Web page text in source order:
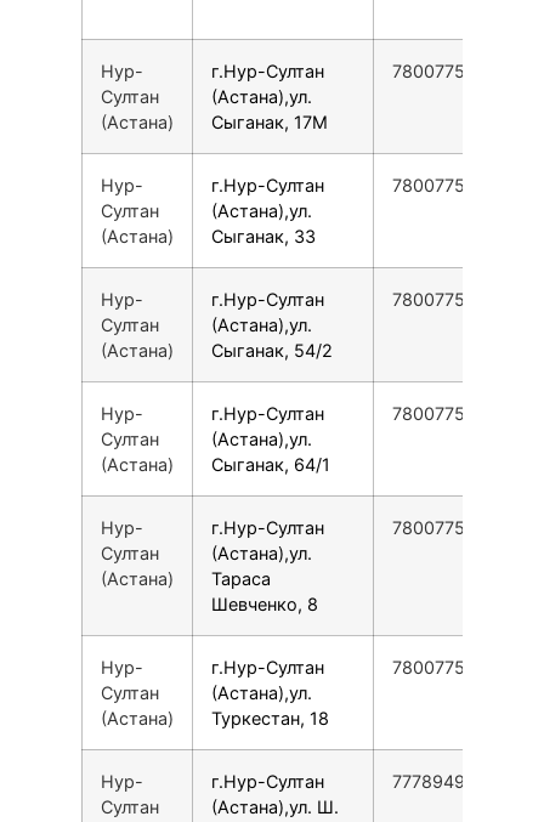
Нур-
Султан
(Астана)
г.Нур-Султан
(Астана),ул.
Сыганак, 17М
78007753553
Нур-
Султан
(Астана)
г.Нур-Султан
(Астана),ул.
Сыганак, 33
78007753553
Нур-
Султан
(Астана)
г.Нур-Султан
(Астана),ул.
Сыганак, 54/2
78007753553
Нур-
Султан
(Астана)
г.Нур-Султан
(Астана),ул.
Сыганак, 64/1
78007753553
Нур-
Султан
(Астана)
г.Нур-Султан
(Астана),ул.
Тараса
Шевченко, 8
78007753553
Нур-
Султан
(Астана)
г.Нур-Султан
(Астана),ул.
Туркестан, 18
78007753553
Нур-
Султан
г.Нур-Султан
(Астана),ул. Ш.
77789495259